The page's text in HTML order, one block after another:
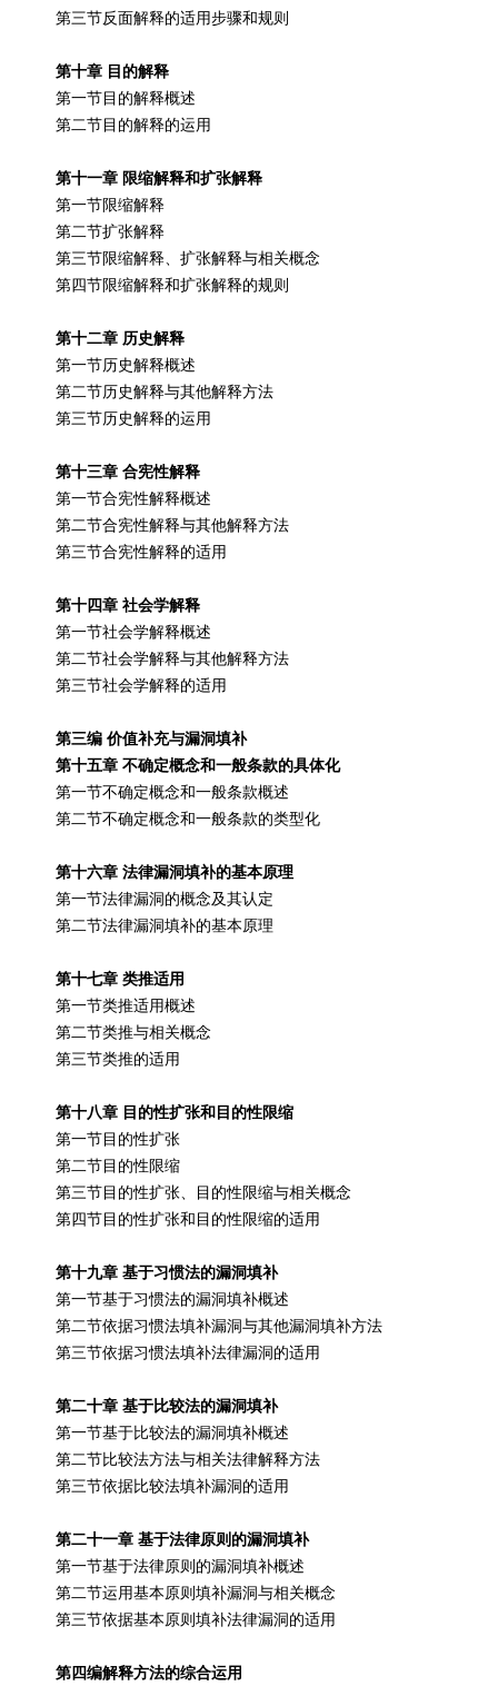
第三节反面解释的适用步骤和规则
第十章 目的解释
第一节目的解释概述
第二节目的解释的运用
第十一章 限缩解释和扩张解释
第一节限缩解释
第二节扩张解释
第三节限缩解释、扩张解释与相关概念
第四节限缩解释和扩张解释的规则
第十二章 历史解释
第一节历史解释概述
第二节历史解释与其他解释方法
第三节历史解释的运用
第十三章 合宪性解释
第一节合宪性解释概述
第二节合宪性解释与其他解释方法
第三节合宪性解释的适用
第十四章 社会学解释
第一节社会学解释概述
第二节社会学解释与其他解释方法
第三节社会学解释的适用
第三编 价值补充与漏洞填补
第十五章 不确定概念和一般条款的具体化
第一节不确定概念和一般条款概述
第二节不确定概念和一般条款的类型化
第十六章 法律漏洞填补的基本原理
第一节法律漏洞的概念及其认定
第二节法律漏洞填补的基本原理
第十七章 类推适用
第一节类推适用概述
第二节类推与相关概念
第三节类推的适用
第十八章 目的性扩张和目的性限缩
第一节目的性扩张
第二节目的性限缩
第三节目的性扩张、目的性限缩与相关概念
第四节目的性扩张和目的性限缩的适用
第十九章 基于习惯法的漏洞填补
第一节基于习惯法的漏洞填补概述
第二节依据习惯法填补漏洞与其他漏洞填补方法
第三节依据习惯法填补法律漏洞的适用
第二十章 基于比较法的漏洞填补
第一节基于比较法的漏洞填补概述
第二节比较法方法与相关法律解释方法
第三节依据比较法填补漏洞的适用
第二十一章 基于法律原则的漏洞填补
第一节基于法律原则的漏洞填补概述
第二节运用基本原则填补漏洞与相关概念
第三节依据基本原则填补法律漏洞的适用
第四编解释方法的综合运用